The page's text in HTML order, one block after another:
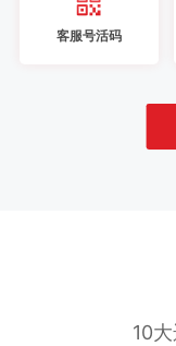
客服号活码
10